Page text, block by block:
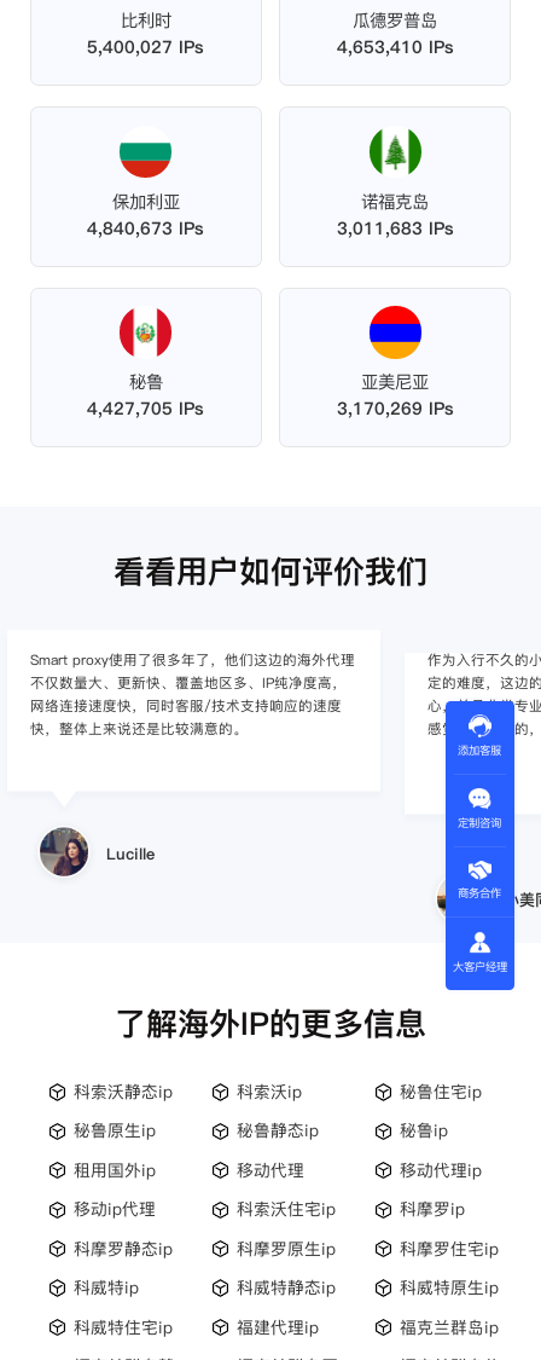
比利时
5,400,027 IPs
瓜德罗普岛
4,653,410 IPs
保加利亚
4,840,673 IPs
诺福克岛
3,011,683 IPs
秘鲁
4,427,705 IPs
亚美尼亚
3,170,269 IPs
看看用户如何评价我们
Smart proxy使用了很多年了，他们这边的海外代理
不仅数量大、更新快、覆盖地区多、IP纯净度高，
网络连接速度快，同时客服/技术支持响应的速度
快，整体上来说还是比较满意的。
Lucille
作为入行不久的
定的难度，这边
心，并且非常专
感觉还是不错的
小
了解海外IP的更多信息
科索沃静态ip 科索沃ip
秘鲁住宅ip
秘鲁原生ip
秘鲁静态ip
秘鲁ip
租用国外ip
移动代理
移动代理ip
移动ip代理
科索沃住宅ip
科摩罗ip
科摩罗静态ip
科摩罗原生ip
科摩罗住宅ip
科威特ip
科威特静态ip
科威特原生ip
科威特住宅ip
福建代理ip
福克兰群岛ip
添加客服
定制咨询
商务合作
大客户经理